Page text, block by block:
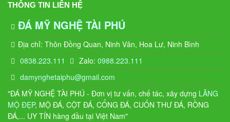
THÔNG TIN LIÊN HỆ
ĐÁ MỸ NGHỆ TÀI PHÚ
Địa chỉ: Thôn Đồng Quan, Ninh Vân, Hoa Lư, Ninh Bình
0838.223.111
Zalo:0988.223.111
damynghetaiphu@gmail.com
"ĐÁ MỸ NGHỆ TÀI PHÚ - Đơn vị tư vấn, chế tác, xây dựng LĂNG
MỘ ĐẸP, MỘ ĐÁ, CỘT ĐÁ, CỔNG ĐÁ, CUỐN THƯ ĐÁ, RỒNG
ĐÁ,... UY TÍN hàng đầu tại Việt Nam"